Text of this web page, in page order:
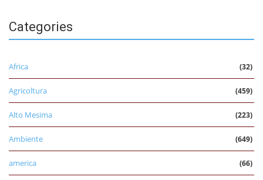
Categories
Africa (32)
Agricoltura (459)
Alto Mesima (223)
Ambiente (649)
america (66)